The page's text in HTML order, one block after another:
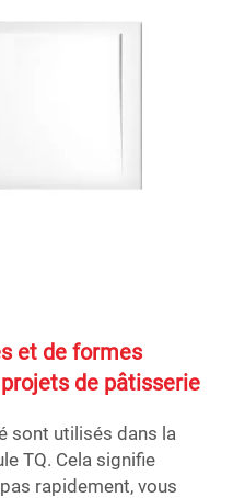
et de formes
de pâtisserie
sont utilisés dans la
TQ. Cela signifie
rapidement, vous